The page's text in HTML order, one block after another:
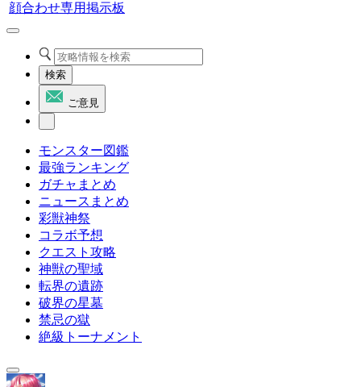
顔合わせ専用掲示板
検索
ご意見
モンスター図鑑
最強ランキング
ガチャまとめ
ニュースまとめ
彩獣神祭
コラボ予想
クエスト攻略
神獣の聖域
転界の遺跡
破界の星墓
禁忌の獄
絶級トーナメント